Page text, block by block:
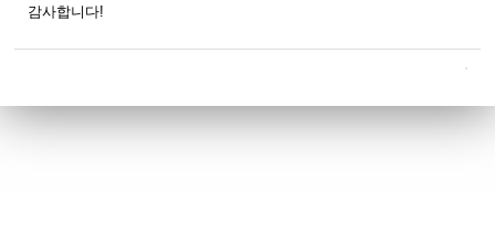
감사합니다!